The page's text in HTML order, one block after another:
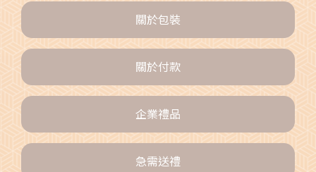
關於包裝
關於付款
企業禮品
急需送禮